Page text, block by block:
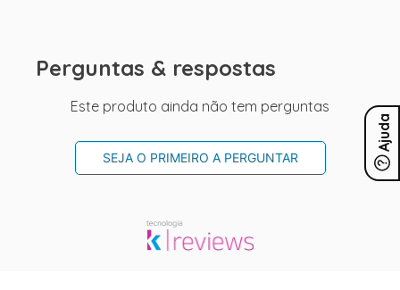
Perguntas & respostas
Este produto ainda não tem perguntas
SEJA O PRIMEIRO A PERGUNTAR
Ajuda